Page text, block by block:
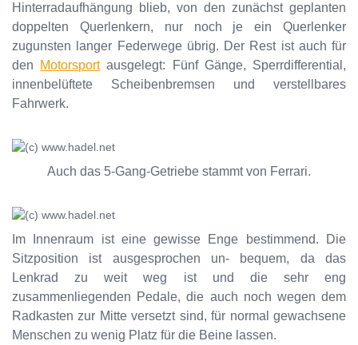
Hinterradaufhängung blieb, von den zunächst geplanten
doppelten Querlenkern, nur noch je ein Querlenker
zugunsten langer Federwege übrig. Der Rest ist auch für
den
Motorsportausgelegt: Fünf Gänge, Sperrdifferential,
innenbelüftete Scheibenbremsen und verstellbares
Fahrwerk.
Auch das 5-Gang-Getriebe stammt von Ferrari.
Im Innenraum ist eine gewisse Enge bestimmend. Die
Sitzposition ist ausgesprochen un- bequem, da das
Lenkrad zu weit weg ist und die sehr eng
zusammenliegenden Pedale, die auch noch wegen dem
Radkasten zur Mitte versetzt sind, für normal gewachsene
Menschen zu wenig Platz für die Beine lassen.